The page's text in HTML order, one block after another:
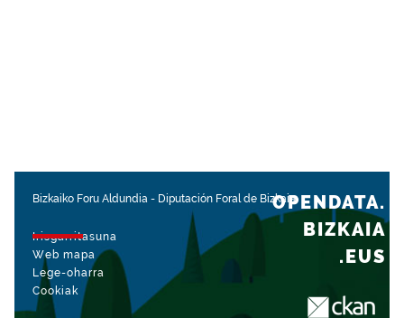
Bizkaiko Foru Aldundia - Diputación Foral de Bizkaia
Irisgarritasuna
Web mapa
Lege-oharra
Cookiak
OPENDATA.
BIZKAIA
.EUS